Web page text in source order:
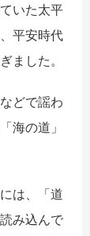
いた太平
平安時代
ました。
どで謡わ
海の道」
は、「道
み込んで